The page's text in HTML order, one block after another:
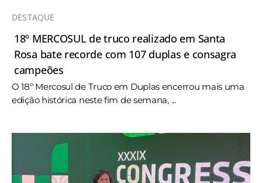
DESTAQUE
18º MERCOSUL de truco realizado em Santa
Rosa bate recorde com 107 duplas e consagra
campeões
O 18º Mercosul de Truco em Duplas encerrou mais uma
edição histórica neste fim de semana, ...